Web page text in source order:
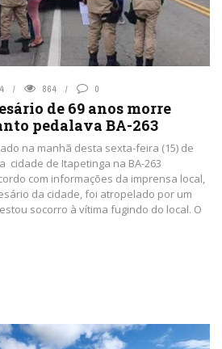
864 0
de 69 anos morre
pedalava BA-263
na manhã desta sexta-feira (15) de
cidade de Itapetinga na BA-263
com informações da imprensa local,
da cidade, foi atropelado por um
socorro à vítima fugindo do local. O